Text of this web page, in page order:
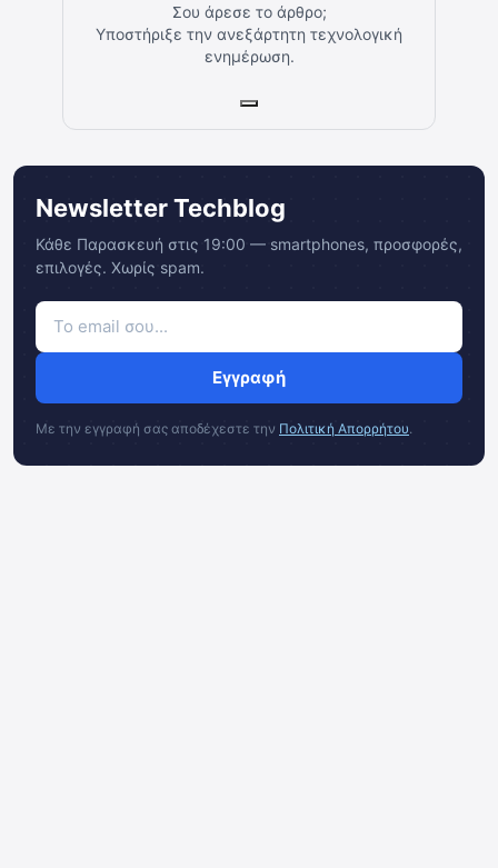
Σου άρεσε το άρθρο;
Υποστήριξε την ανεξάρτητη τεχνολογική
ενημέρωση.
Newsletter Techblog
Κάθε Παρασκευή στις 19:00 — smartphones, προσφορές,
επιλογές. Χωρίς spam.
Εγγραφή
Με την εγγραφή σας αποδέχεστε την Πολιτική Απορρήτου.